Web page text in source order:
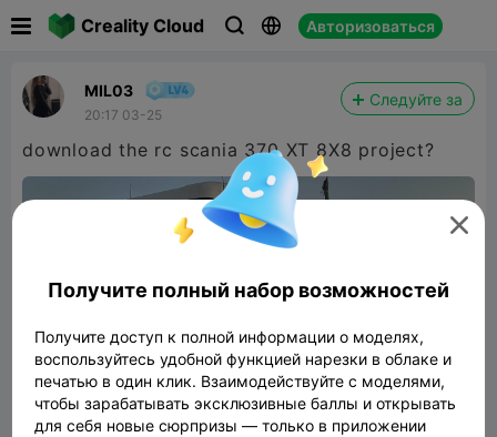
Creality Cloud   Авторизоваться
MIL03
20:17 03-25
Следуйте за
download the rc scania 370 XT 8X8 project?

Получите полный набор возможностей
Получите доступ к полной информации о моделях,
воспользуйтесь удобной функцией нарезки в облаке и
печатью в один клик. Взаимодействуйте с моделями,
чтобы зарабатывать эксклюзивные баллы и открывать
для себя новые сюрпризы — только в приложении